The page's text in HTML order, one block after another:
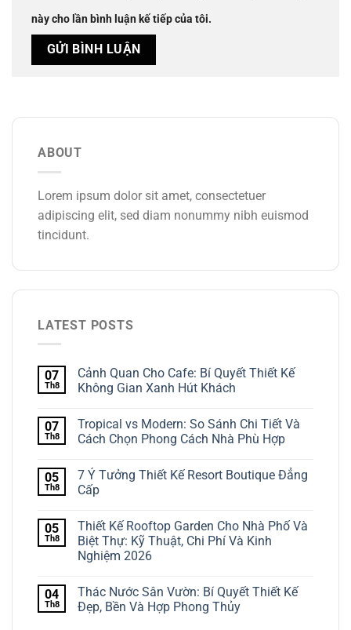
này cho lần bình luận kế tiếp của tôi.
ABOUT
Lorem ipsum dolor sit amet, consectetuer
adipiscing elit, sed diam nonummy nibh euismod
tincidunt.
LATEST POSTS
07
Th8
Cảnh Quan Cho Cafe: Bí Quyết Thiết Kế
Không Gian Xanh Hút Khách
07
Th8
Tropical vs Modern: So Sánh Chi Tiết Và
Cách Chọn Phong Cách Nhà Phù Hợp
05
Th8
7 Ý Tưởng Thiết Kế Resort Boutique Đẳng
Cấp
05
Th8
Thiết Kế Rooftop Garden Cho Nhà Phố Và
Biệt Thự: Kỹ Thuật, Chi Phí Và Kinh
Nghiệm 2026
04
Th8
Thác Nước Sân Vườn: Bí Quyết Thiết Kế
Đẹp, Bền Và Hợp Phong Thủy